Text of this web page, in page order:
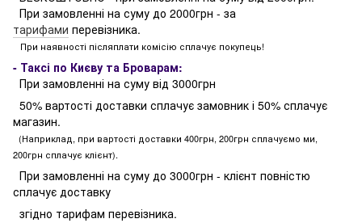
При замовленні на суму до 2000грн - за
тарифами перевізника.
При наявності післяплати комісію сплачує покупець!
- Таксі по Києву та Броварам:
При замовленні на суму від 3000грн
50% вартості доставки сплачує замовник і 50% сплачує
магазин.
(Наприклад, при вартості доставки 400грн, 200грн сплачуємо ми,
200грн сплачує клієнт).
При замовленні на суму до 3000грн - клієнт повністю
сплачує доставку
згідно тарифам перевізника.